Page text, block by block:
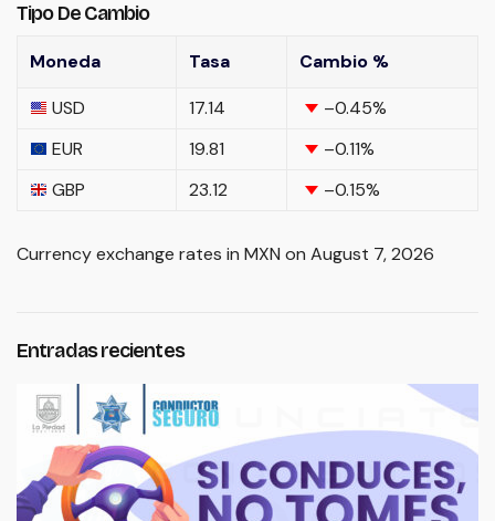
Tipo De Cambio
Moneda Tasa
Cambio %
USD
17.14 –0.45%
EUR
19.81 –0.11%
GBP
23.12 –0.15%
Currency exchange rates in MXN on August 7, 2026
Entradas recientes